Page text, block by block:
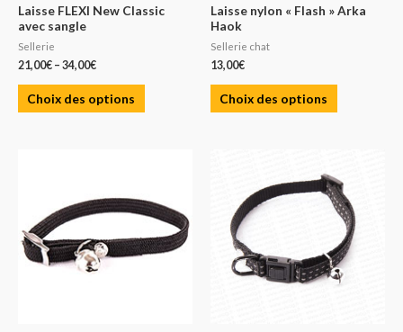
Laisse FLEXI New Classic
avec sangle
Sellerie
21,00€ – 34,00€
Choix des options
Laisse nylon « Flash » Arka
Haok
Sellerie chat
13,00€
Choix des options